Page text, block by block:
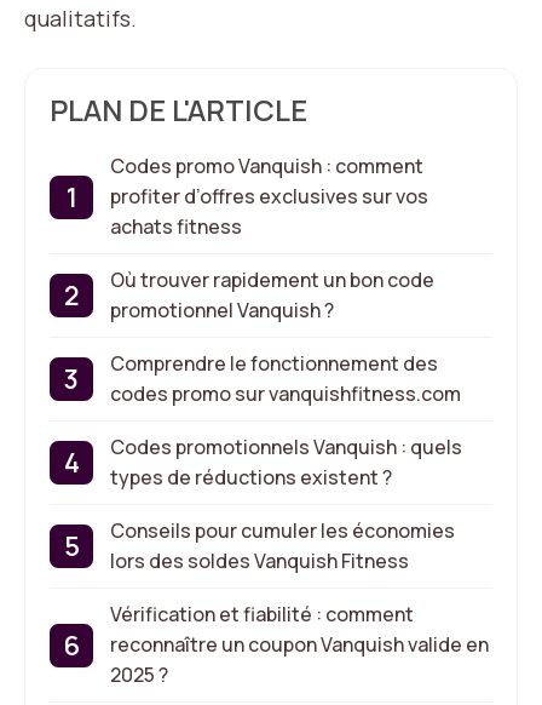
qualitatifs.
PLAN DE L'ARTICLE
Codes promo Vanquish : comment
profiter d’offres exclusives sur vos
achats fitness
Où trouver rapidement un bon code
promotionnel Vanquish ?
Comprendre le fonctionnement des
codes promo sur vanquishfitness.com
Codes promotionnels Vanquish : quels
types de réductions existent ?
Conseils pour cumuler les économies
lors des soldes Vanquish Fitness
Vérification et fiabilité : comment
reconnaître un coupon Vanquish valide en
2025 ?